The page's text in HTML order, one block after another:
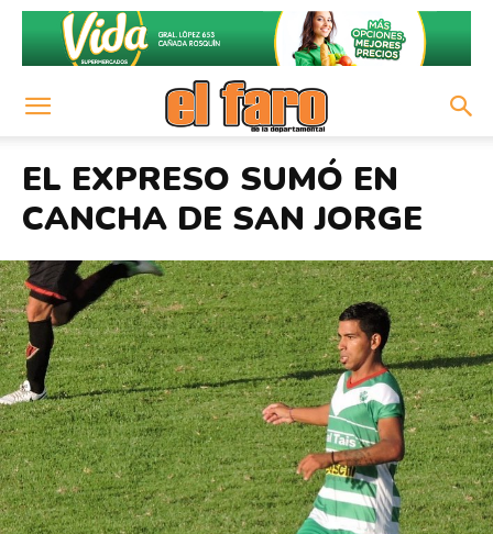
EL EXPRESO SUMÓ EN
CANCHA DE SAN JORGE